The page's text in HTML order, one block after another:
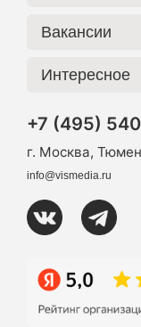
Вакансии
Интересное
+7 (495)
г. Москва,
info@vismedia.ru